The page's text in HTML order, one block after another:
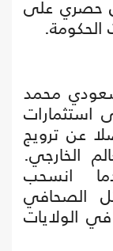
حصري على
الحكومة.
محمد
استثمارات
عن ترويج
الخارجي.
انسحب
الصحافي
الولايات